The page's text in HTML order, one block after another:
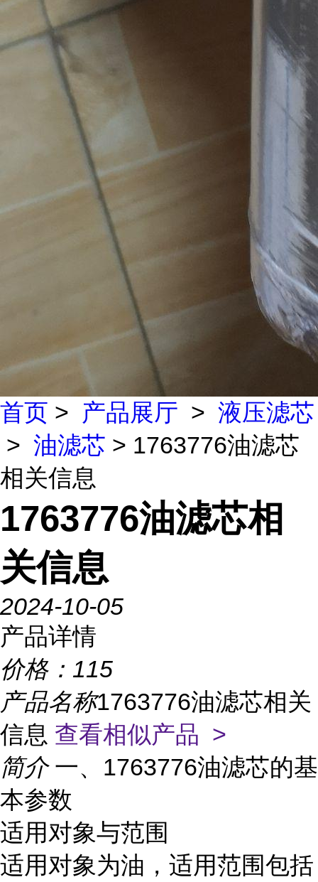
首页 > 产品展厅 > 液压滤芯
> 油滤芯 > 1763776油滤芯
相关信息
1763776油滤芯相
关信息
2024-10-05
产品详情
价格： 115
产品名称1763776油滤芯相关
信息 查看相似产品 >
简介 一、1763776油滤芯的基
本参数
适用对象与范围
适用对象为油，适用范围包括